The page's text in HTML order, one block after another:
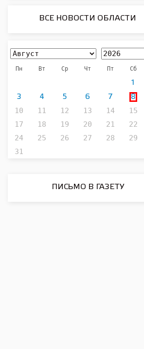
ВСЕ НОВОСТИ ОБЛАСТИ
Пн Вт Ср Чт Пт Сб
1
3 4 5 6 7 8
10
11 12 13 14 15
17
18 19 20 21 22
24
25 26 27 28 29
31
ПИСЬМО В ГАЗЕТУ